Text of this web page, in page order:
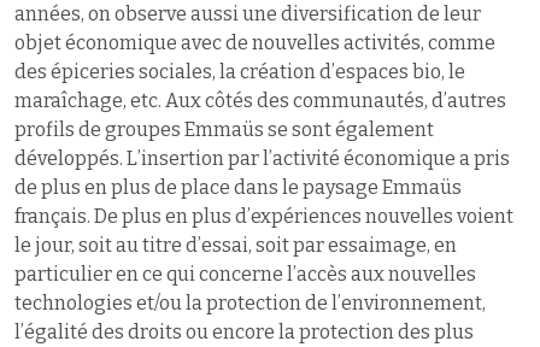
années, on observe aussi une diversification de leur
objet économique avec de nouvelles activités, comme
des épiceries sociales, la création d’espaces bio, le
maraîchage, etc. Aux côtés des communautés, d’autres
profils de groupes Emmaüs se sont également
développés. L’insertion par l’activité économique a pris
de plus en plus de place dans le paysage Emmaüs
français. De plus en plus d’expériences nouvelles voient
le jour, soit au titre d’essai, soit par essaimage, en
particulier en ce qui concerne l’accès aux nouvelles
technologies et/ou la protection de l’environnement,
l’égalité des droits ou encore la protection des plus